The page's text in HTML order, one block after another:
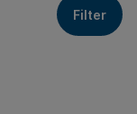
Filter